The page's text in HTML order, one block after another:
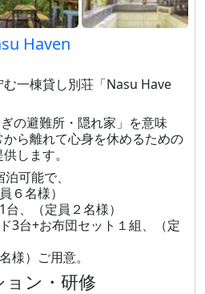
Haven
一棟貸し別荘「Nasu Have
の避難所・隠れ家」を意味
ら離れて心身を休めるための
します。
可能で、
６名様）
、（定員２名様）
3台+お布団セット１組、（定
様）ご用意。
ン・研修